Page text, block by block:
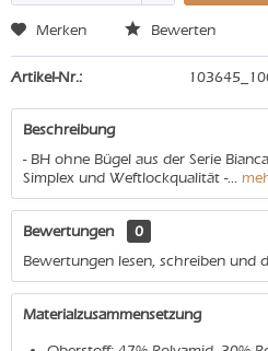
Merken Bewerten
Artikel-Nr.:
Beschreibung
- BH ohne Bügel aus der Serie
Simplex und Weftlockqualität -...
Bewertungen
0
Bewertungen lesen, schreiben und
Materialzusammensetzung